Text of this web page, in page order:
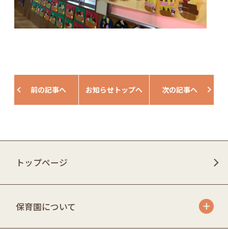
前の記事へ お知らせトップへ 次の記事へ
トップページ
保育園について